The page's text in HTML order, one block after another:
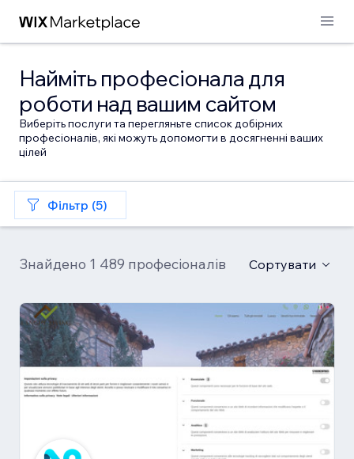
Найміть професіонала для
роботи над вашим сайтом
Виберіть послуги та перегляньте список добірних
професіоналів, які можуть допомогти в досягненні ваших
цілей
Фільтр (5)
Знайдено 1 489 професіоналів Сортувати